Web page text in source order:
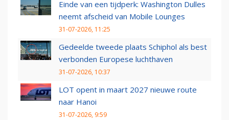
Einde van een tijdperk: Washington Dulles
neemt afscheid van Mobile Lounges
31-07-2026, 11:25
Gedeelde tweede plaats Schiphol als best
verbonden Europese luchthaven
31-07-2026, 10:37
LOT opent in maart 2027 nieuwe route
naar Hanoi
31-07-2026, 9:59